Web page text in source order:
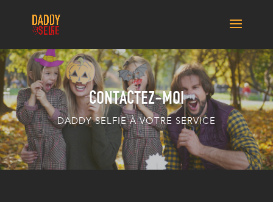
CONTACTEZ-MOI
DADDY SELFIE À VOTRE SERVICE